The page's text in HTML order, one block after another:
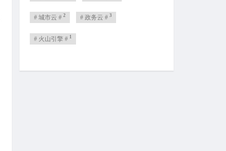
# 城市云 # 2 # 政务云 # 3
# 火山引擎 # 1